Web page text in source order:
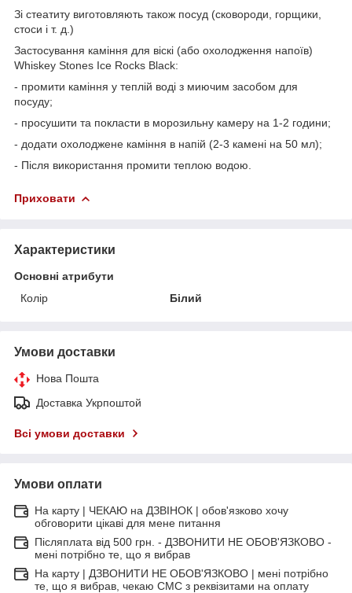
Зі стеатиту виготовляють також посуд (сковороди, горщики,
стоси і т. д.)
Застосування каміння для віскі (або охолодження напоїв)
Whiskey Stones Ice Rocks Black:
- промити каміння у теплій воді з миючим засобом для
посуду;
- просушити та покласти в морозильну камеру на 1-2 години;
- додати охолоджене каміння в напій (2-3 камені на 50 мл);
- Після використання промити теплою водою.
Приховати
Характеристики
Основні атрибути
Колір
Білий
Умови доставки
Нова Пошта
Доставка Укрпоштой
Всі умови доставки
Умови оплати
На карту | ЧЕКАЮ на ДЗВІНОК | обов'язково хочу
обговорити цікаві для мене питання
Післяплата від 500 грн. - ДЗВОНИТИ НЕ ОБОВ'ЯЗКОВО -
мені потрібно те, що я вибрав
На карту | ДЗВОНИТИ НЕ ОБОВ'ЯЗКОВО | мені потрібно
те, що я вибрав, чекаю СМС з реквізитами на оплату